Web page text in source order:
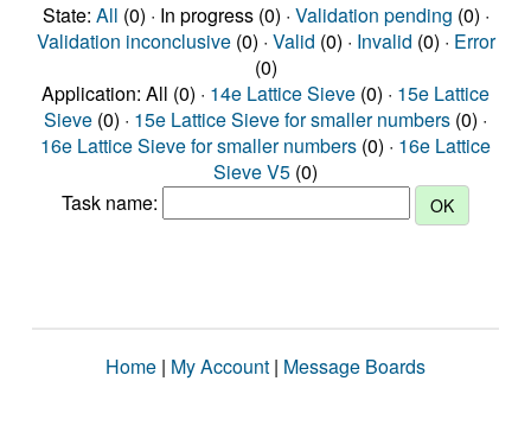
State: All (0) · In progress (0) · Validation pending (0) ·
Validation inconclusive(0) · Valid (0) · Invalid (0) · Error
(0)
Application: All (0) · 14e Lattice Sieve (0) · 15e Lattice
Sieve (0) · 15e Lattice Sieve for smaller numbers (0) ·
16e Lattice Sieve for smaller numbers (0) · 16e Lattice
Sieve V5 (0)
Task name:
Home | My Account | Message Boards